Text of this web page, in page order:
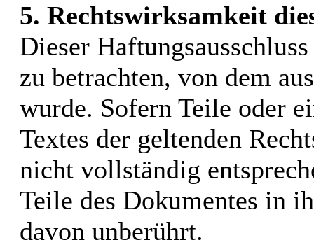
5. Rechtswirksamkeit
Dieser
zu betrachten, von dem
wurde. Sofern Teile oder
Textes der geltenden
nicht vollständig
Teile des Dokumentes in
davon unberührt.